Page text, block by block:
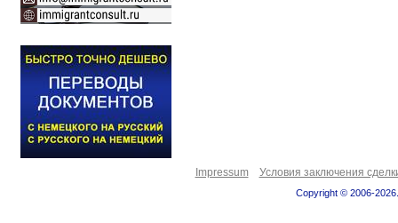
Impressum Условия заключения
Copyright © 2006-